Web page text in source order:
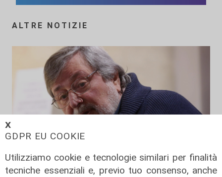
𝗫
GDPR EU COOKIE
Utilizziamo cookie e tecnologie similari per finalità
tecniche essenziali e, previo tuo consenso, anche
ALTRE NOTIZIE